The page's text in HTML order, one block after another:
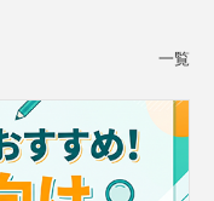
一覧